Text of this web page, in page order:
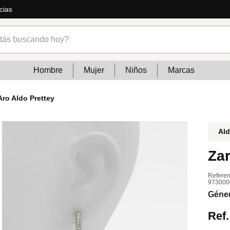
Hombre Mujer Niños Marcas
Aldo Prettey